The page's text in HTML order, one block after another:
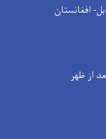
افغانستان